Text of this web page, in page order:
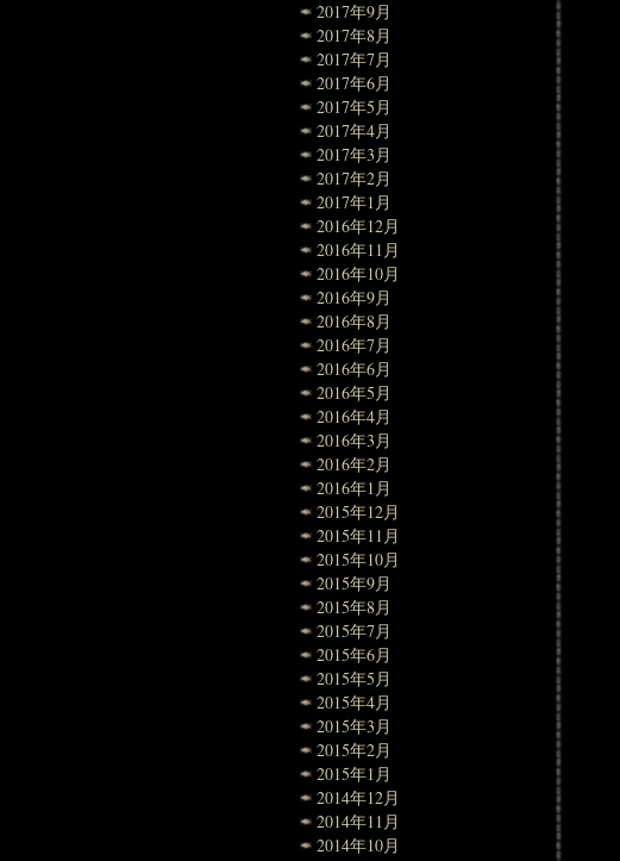
2017年9月
2017年8月
2017年7月
2017年6月
2017年5月
2017年4月
2017年3月
2017年2月
2017年1月
2016年12月
2016年11月
2016年10月
2016年9月
2016年8月
2016年7月
2016年6月
2016年5月
2016年4月
2016年3月
2016年2月
2016年1月
2015年12月
2015年11月
2015年10月
2015年9月
2015年8月
2015年7月
2015年6月
2015年5月
2015年4月
2015年3月
2015年2月
2015年1月
2014年12月
2014年11月
2014年10月